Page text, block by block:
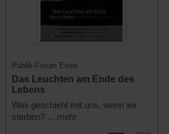
Publik-Forum Extra
Das Leuchten am Ende des
Lebens
Was geschieht mit uns, wenn wir
sterben? ... mehr